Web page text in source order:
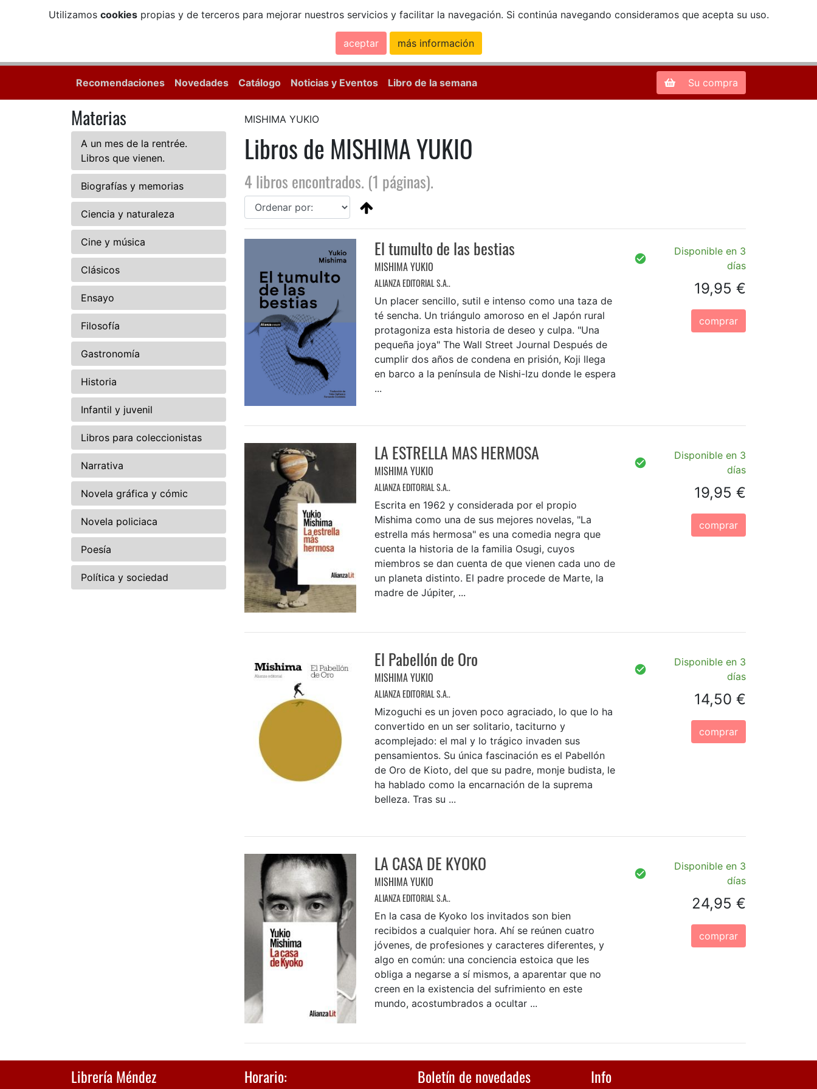
Utilizamos cookiespropias y de terceros para mejorar nuestros servicios y facilitar la navegación. Si continúa navegando consideramos que acepta su uso.
aceptar más información
Zona de Clientes
Recomendaciones Novedades Catálogo Noticias y Eventos Libro de la semana Su compra
Materias
A un mes de la rentrée.
Libros que vienen.
Biografías y memorias
Ciencia y naturaleza
Cine y música
Clásicos
Ensayo
Filosofía
Gastronomía
Historia
Infantil y juvenil
Libros para coleccionistas
Narrativa
Novela gráfica y cómic
Novela policiaca
Poesía
Política y sociedad
MISHIMA YUKIO
Libros de MISHIMA YUKIO
4 libros encontrados. (1 páginas).
El tumulto de las bestias
MISHIMA YUKIO
ALIANZA EDITORIAL S.A..
Un placer sencillo, sutil e intenso como una taza de
té sencha. Un triángulo amoroso en el Japón rural
protagoniza esta historia de deseo y culpa. "Una
pequeña joya" The Wall Street Journal Después de
cumplir dos años de condena en prisión, Koji llega
en barco a la península de Nishi-Izu donde le espera
...
Disponible en 3
días
19,95 €
comprar
LA ESTRELLA MAS HERMOSA
MISHIMA YUKIO
ALIANZA EDITORIAL S.A..
Escrita en 1962 y considerada por el propio
Mishima como una de sus mejores novelas, "La
estrella más hermosa" es una comedia negra que
cuenta la historia de la familia Osugi, cuyos
miembros se dan cuenta de que vienen cada uno de
un planeta distinto. El padre procede de Marte, la
madre de Júpiter, ...
Disponible en 3
días
19,95 €
comprar
El Pabellón de Oro
MISHIMA YUKIO
ALIANZA EDITORIAL S.A..
Mizoguchi es un joven poco agraciado, lo que lo ha
convertido en un ser solitario, taciturno y
acomplejado: el mal y lo trágico invaden sus
pensamientos. Su única fascinación es el Pabellón
de Oro de Kioto, del que su padre, monje budista, le
ha hablado como la encarnación de la suprema
belleza. Tras su ...
Disponible en 3
días
14,50 €
comprar
LA CASA DE KYOKO
MISHIMA YUKIO
ALIANZA EDITORIAL S.A..
En la casa de Kyoko los invitados son bien
recibidos a cualquier hora. Ahí se reúnen cuatro
jóvenes, de profesiones y caracteres diferentes, y
algo en común: una conciencia estoica que les
obliga a negarse a sí mismos, a aparentar que no
creen en la existencia del sufrimiento en este
mundo, acostumbrados a ocultar ...
Disponible en 3
días
24,95 €
comprar
Librería Méndez Horario: Boletín de novedades Info